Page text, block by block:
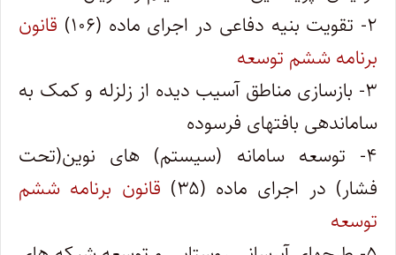
۲- تقویت بنیه دفاعی در اجرای ماده (۱۰۶)
قانون
برنامه ششم توسعه
۳- بازسازی مناطق آسیب دیده از زلزله و کمک به
ساماندهی بافتهای فرسوده
۴- توسعه سامانه (سیستم) های نوین(تحت
فشار) در اجرای ماده (۳۵)
قانون برنامه ششم
توسعه